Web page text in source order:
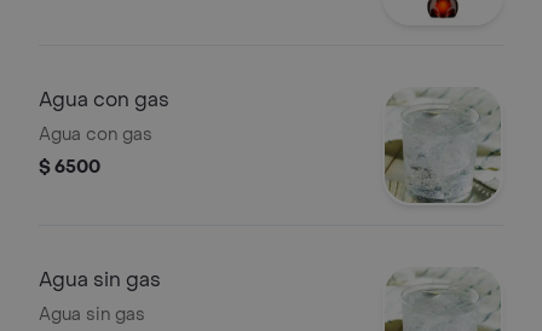
Agua con gas
Agua con gas
$ 6500
Agua sin gas
Agua sin gas